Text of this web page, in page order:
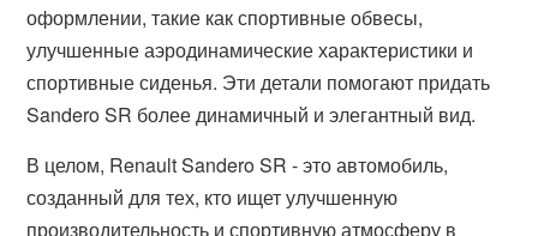
оформлении, такие как спортивные обвесы,
улучшенные аэродинамические характеристики и
спортивные сиденья. Эти детали помогают придать
Sandero SR более динамичный и элегантный вид.
В целом, Renault Sandero SR - это автомобиль,
созданный для тех, кто ищет улучшенную
производительность и спортивную атмосферу в